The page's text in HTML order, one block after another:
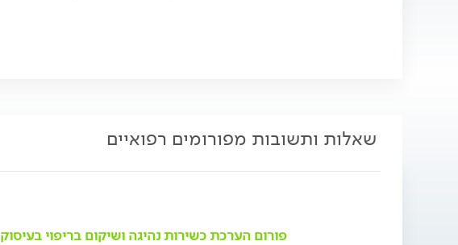
שאלות ותשובות מפורומים רפואיים
פורום הערכת כשירות נהיגה ושיקום בריפוי בעיסוק